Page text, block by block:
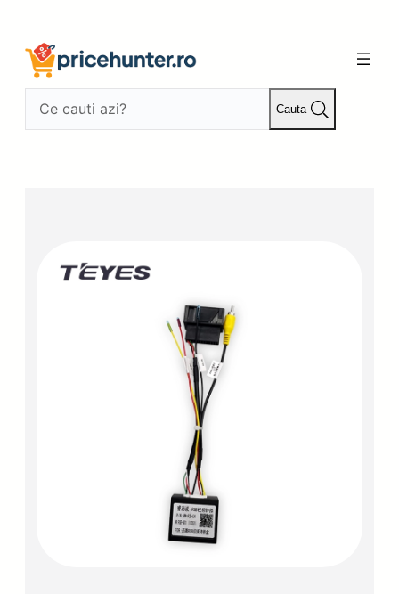
conținut
Cauta